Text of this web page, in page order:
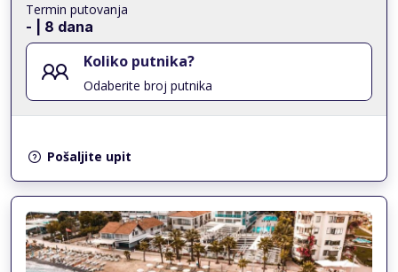
Termin putovanja
- | 8 dana
Koliko putnika?
Odaberite broj putnika
Pošaljite upit